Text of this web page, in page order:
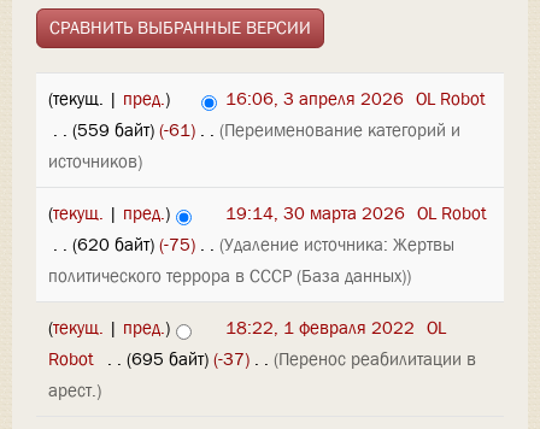
(текущ. | пред.) 16:06, 3 апреля 2026 OL Robot
. . (559 байт) (-61) . . (Переименование категорий и
источников)
(текущ. | пред.) 19:14, 30 марта 2026 OL Robot
. . (620 байт) (-75) . . (Удаление источника: Жертвы
политического террора в СССР (База данных))
(текущ. | пред.) 18:22, 1 февраля 2022 OL
Robot . . (695 байт) (-37) . . (Перенос реабилитации в
арест.)